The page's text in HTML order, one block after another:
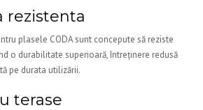
rezistenta
plasele CODA sunt concepute să reziste
o durabilitate superioară, întreținere redusă
pe durata utilizării.
terase